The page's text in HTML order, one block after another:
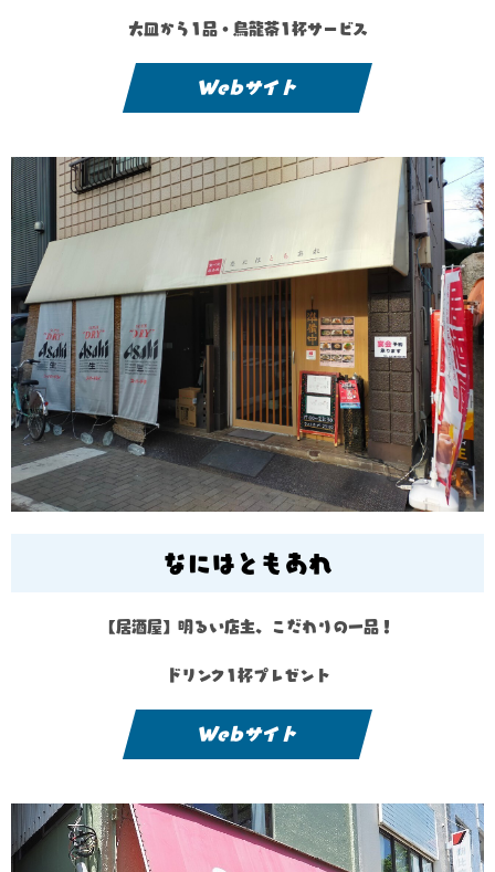
大皿から1品・烏龍茶1杯サービス
Webサイト
なにはともあれ
【居酒屋】明るい店主、こだわりの一品！
ドリンク1杯プレゼント
Webサイト